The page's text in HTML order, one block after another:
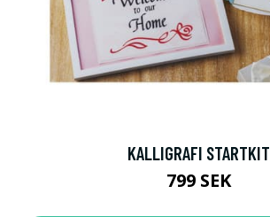
KALLIGRAFI STARTKIT
799 SEK